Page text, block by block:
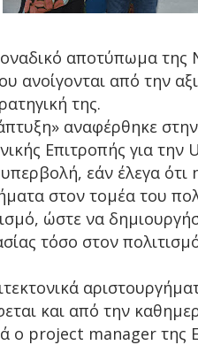
αποτύπωμα της
ανοίγονται από την
της.
αναφέρθηκε στην
Επιτροπής για την
εάν έλεγα ότι
στον τομέα του
ώστε να
τόσο στον
και από την
ο project manager της